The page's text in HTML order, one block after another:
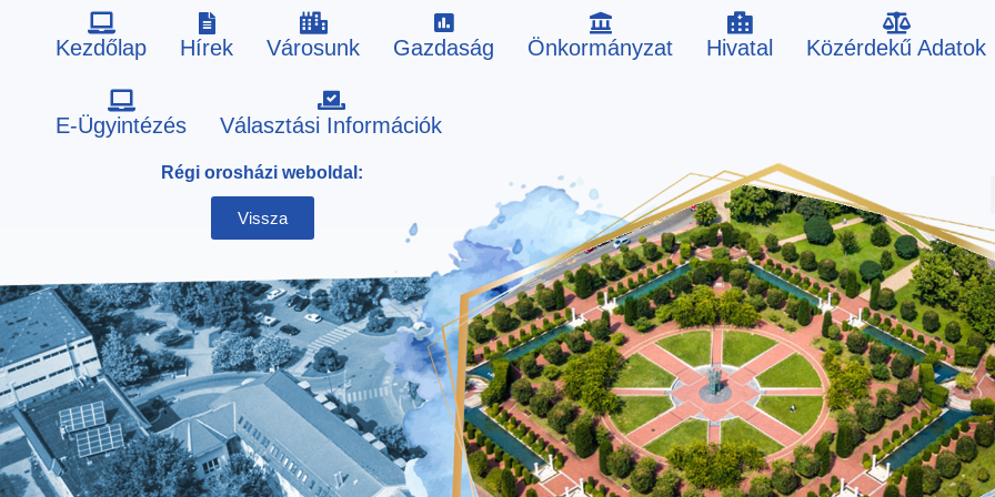
Kezdőlap Hírek Városunk Gazdaság Önkormányzat Hivatal Közérdekű Adatok
E-Ügyintézés Választási Információk
Régi orosházi weboldal:
Vissza